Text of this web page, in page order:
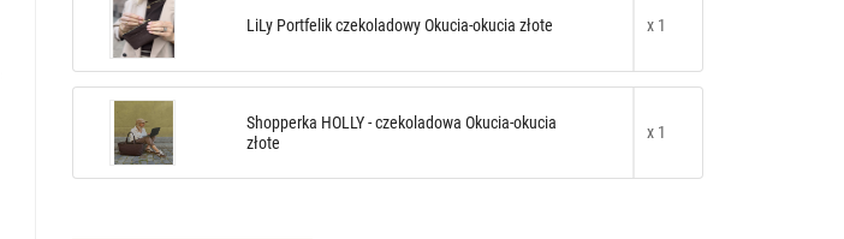
LiLy Portfelik czekoladowy Okucia-okucia złote x 1
Shopperka HOLLY - czekoladowa Okucia-okucia
złote
x 1